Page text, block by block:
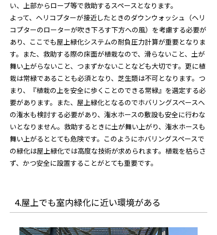
い、上部からロープ等で救助するスペースとなります。
よって、ヘリコプターが接近したときのダウンウォッシュ（ヘリ
コプターのローターが吹き下ろす下方への風）を考慮する必要が
あり、ここでも屋上緑化システムの耐負圧力計算が重要となりま
す。また、救助する際の床面が植栽なので、滑らないこと、土が
舞い上がらないこと、つまずかないことなども大切です。更に植
栽は常緑であることも必須となり、芝生類は不可となります。つ
まり、『植栽の上を安全に歩くことのできる常緑』を選定する必
要があります。また、屋上緑化となるのでホバリングスペースへ
の潅水も検討する必要があり、潅水ホースの敷設も安全に行わな
いとなりません。救助するときに土が舞い上がり、潅水ホースも
舞い上がるととても危険です。このようにホバリングスペースで
の緑化は屋上緑化では高度な技術が求められます。植栽を枯らさ
ず、かつ安全に設置することがとても重要です。
4.屋上でも室内緑化に近い環境がある